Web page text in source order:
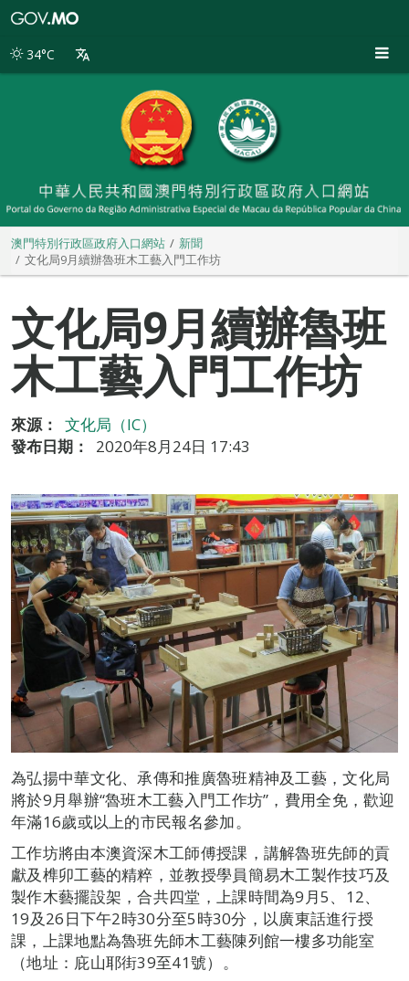
別
34°C
澳門特別行政區政府入口網站
新聞
文化局9月續辦魯班木工藝入門工作坊
文化局9月續辦魯班
木工藝入門工作坊
來源：
文化局（IC）
發布日期：
2020年8月24日 17:43
為弘揚中華文化、承傳和推廣魯班精神及工藝，文化局
將於9月舉辦“魯班木工藝入門工作坊”，費用全免，歡迎
年滿16歲或以上的市民報名參加。
工作坊將由本澳資深木工師傅授課，講解魯班先師的貢
獻及榫卯工藝的精粹，並教授學員簡易木工製作技巧及
製作木藝擺設架，合共四堂，上課時間為9月5、12、
19及26日下午2時30分至5時30分，以廣東話進行授
課，上課地點為魯班先師木工藝陳列館一樓多功能室
（地址：庇山耶街39至41號）。